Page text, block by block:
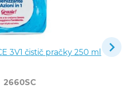
3V1 čistič pračky 250 ml
2660SC